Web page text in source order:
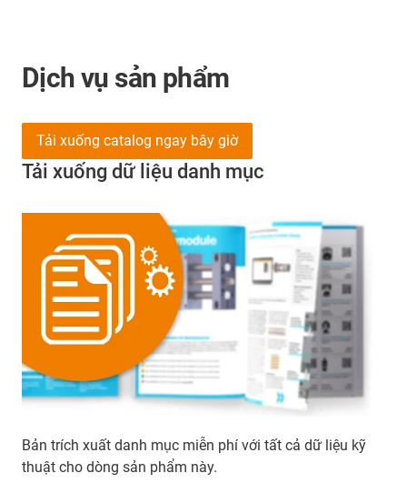
Dịch vụ sản phẩm
Tải xuống dữ liệu danh mục
Bản trích xuất danh mục miễn phí với tất cả dữ liệu kỹ
thuật cho dòng sản phẩm này.
Tải xuống catalog ngay bây giờ